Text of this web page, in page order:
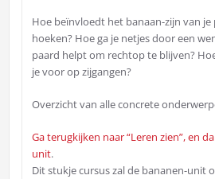
Hoe beïnvloedt het banaan-zijn van je
hoeken? Hoe ga je netjes door een
paard helpt om rechtop te blijven?
je voor op zijgangen?
Overzicht van alle concrete
Ga terugkijken naar “Leren zien”, en
unit.
Dit stukje cursus zal de bananen-unit